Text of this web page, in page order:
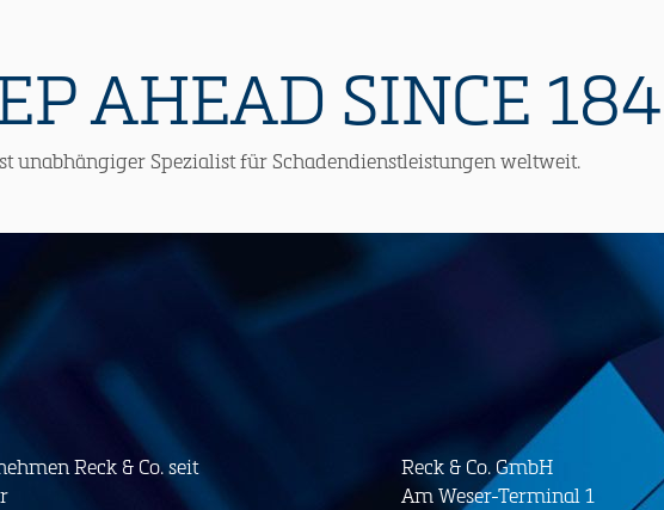
AHEAD SINCE
unabhängiger Spezialist für Schadendienstleistungen weltweit.
Reck & Co. seit
Reck & Co. GmbH
Am Weser-Terminal 1